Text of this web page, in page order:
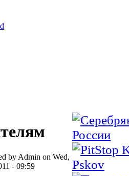
by Admin on Wed,
- 09:59